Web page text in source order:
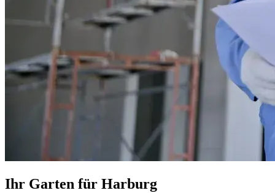
Ihr Garten für Harburg